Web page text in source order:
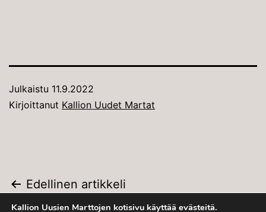
Julkaistu 11.9.2022
Kirjoittanut Kallion Uudet Martat
Artikkelien
Edellinen artikkeli
Kallion Uudet Martat x Arabia
Kallion Uusien Marttojen kotisivu käyttää evästeitä.